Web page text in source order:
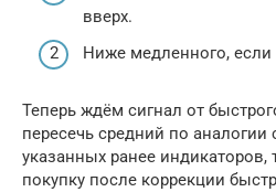
вверх.
Ниже медленного, если
Теперь ждём сигнал от
пересечь средний по
указанных ранее индикаторов,
покупку после коррекции